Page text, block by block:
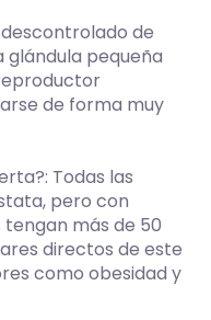
de
glándula pequeña
de forma muy
Todas las
pero con
más de 50
directos de este
como obesidad y